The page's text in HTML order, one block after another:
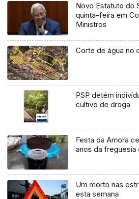
Novo Estatuto do
quinta-feira em
Ministros
Corte de água no
PSP detém
cultivo de droga
Festa da Amora
anos da freguesia
Um morto nas
esta semana